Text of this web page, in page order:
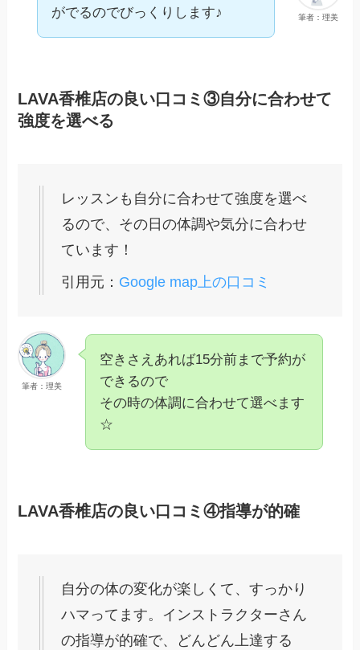
筆者：理美
がでるのでびっくりします♪
LAVA香椎店の良い口コミ③自分に合わせて
強度を選べる
レッスンも自分に合わせて強度を選べ
るので、その日の体調や気分に合わせ
ています！
引用元： Google map上の口コミ
筆者：理美
空きさえあれば15分前まで予約が
できるので
その時の体調に合わせて選べます
☆
LAVA香椎店の良い口コミ④指導が的確
自分の体の変化が楽しくて、すっかり
ハマってます。インストラクターさん
の指導が的確で、どんどん上達する